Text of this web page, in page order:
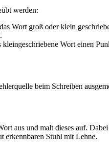
werden:
Wort groß oder klein
Wort einen
beim Schreiben
aus und malt dieses auf.
erkennbaren Stuhl mit Lehne.